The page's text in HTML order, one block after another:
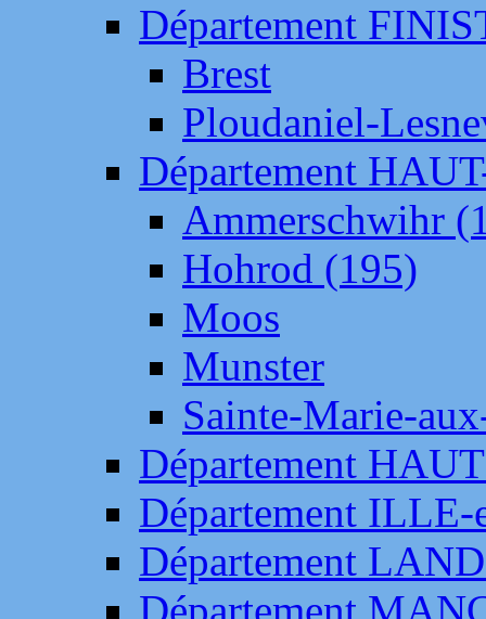
Département
Brest
Ploudaniel-
Département
Ammerschwihr
Hohrod (195)
Moos
Munster
Sainte-Marie-
Département
Département
Département